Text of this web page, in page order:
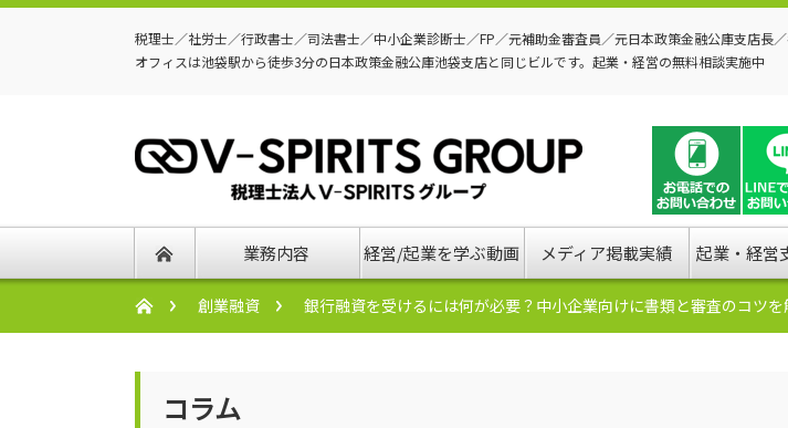
税理士／社労士／行政書士／司法書士／中小企業診断士／FP／元補助金審査員／元日本政策金融公庫支店長
オフィスは池袋駅から徒歩3分の日本政策金融公庫池袋支店と同じビルです。起業・経営の無料相談実施中
業務内容 経営/起業を学ぶ動画 メディア掲載実績 起業・経営
創業融資 銀行融資を受けるには何が必要？中小企業向けに書類と審査のコツを
コラム